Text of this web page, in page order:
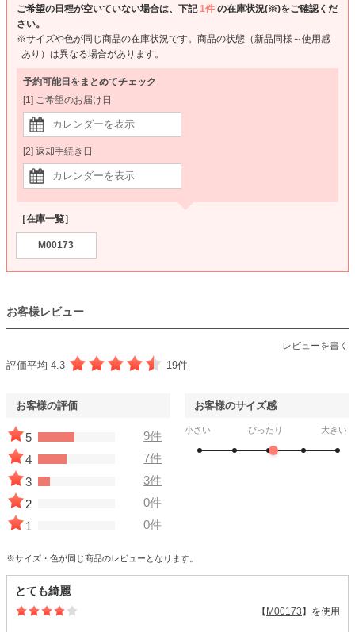
ご希望の日程が空いていない場合は、下記 1件 の在庫状況(※)をご確認くだ
さい。
※サイズや色が同じ商品の在庫状況です。商品の状態（新品同様～使用感
あり）は異なる場合があります。
予約可能日をまとめてチェック
[1] ご希望のお届け日
[2] 返却手続き日
［在庫一覧］
M00173
お客様レビュー
レビューを書く
評価平均 4.3 19件
お客様の評価
5
9件
4
7件
3
3件
2
0件
1
0件
お客様のサイズ感
小さい ぴったり 大きい
※サイズ・色が同じ商品のレビューとなります。
とても綺麗
【M00173】を使用